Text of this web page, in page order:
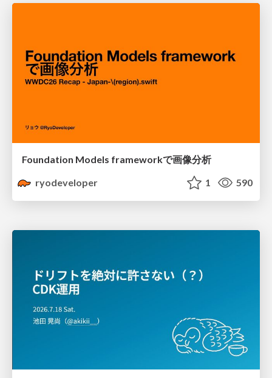
Foundation Models frameworkで画像分析
ryodeveloper
1 590